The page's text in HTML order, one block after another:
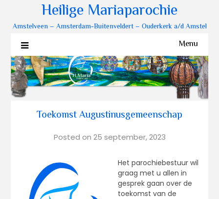
Heilige Mariaparochie
Amstelveen – Amsterdam-Buitenveldert – Ouderkerk a/d Amstel
Menu
Toekomst Augustinusgemeenschap
Posted on 25 september, 2023
Het parochiebestuur wil
graag met u allen in
gesprek gaan over de
toekomst van de